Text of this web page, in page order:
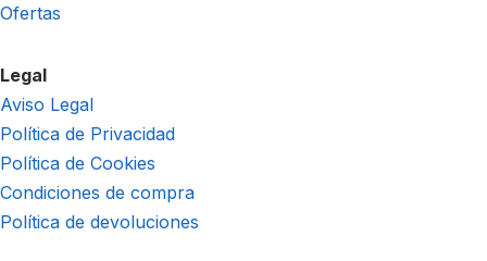
Ofertas
Legal
Aviso Legal
Política de Privacidad
Política de Cookies
Condiciones de compra
Política de devoluciones